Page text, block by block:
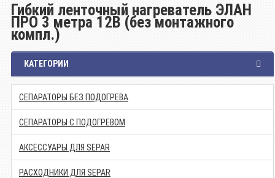
Гибкий ленточный нагреватель ЭЛАН
ПРО 3 метра 12В (без монтажного
компл.)
КАТЕГОРИИ
СЕПАРАТОРЫ БЕЗ ПОДОГРЕВА
СЕПАРАТОРЫ С ПОДОГРЕВОМ
АКСЕССУАРЫ ДЛЯ SEPAR
РАСХОДНИКИ ДЛЯ SEPAR